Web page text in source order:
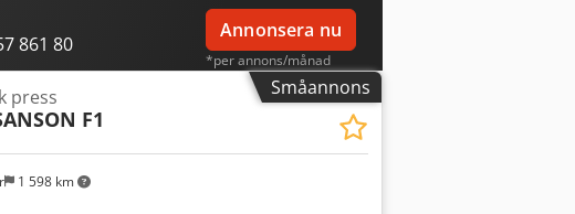
861 80
Annonsera nu
*per annons/månad
Småannons
1 598 km
press
F1